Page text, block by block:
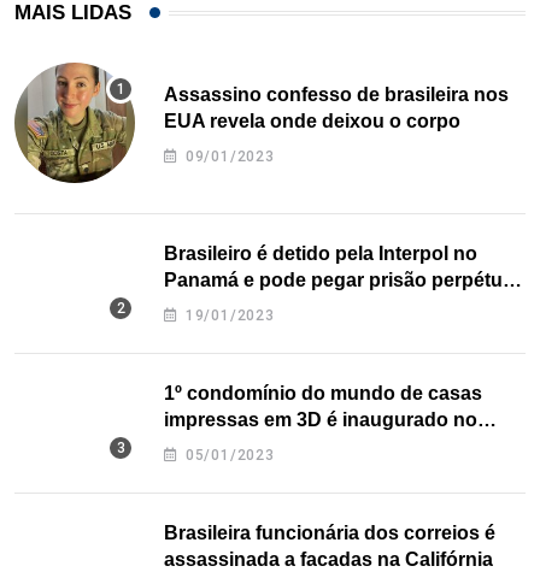
MAIS LIDAS
Assassino confesso de brasileira nos
EUA revela onde deixou o corpo
09/01/2023
Brasileiro é detido pela Interpol no
Panamá e pode pegar prisão perpétua
nos EUA
19/01/2023
1º condomínio do mundo de casas
impressas em 3D é inaugurado no
Texas
05/01/2023
Brasileira funcionária dos correios é
assassinada a facadas na Califórnia